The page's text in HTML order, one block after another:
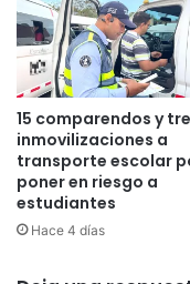
15 comparendos y
inmovilizaciones a
transporte escolar
poner en riesgo a
estudiantes
Hace 4 días